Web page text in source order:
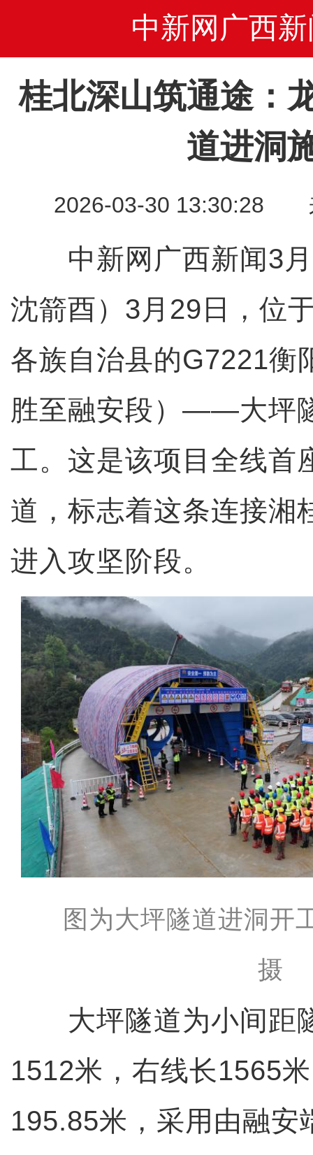
中新网广西新
桂北深山筑通途：
道进洞
2026-03-30 13:30:28
中新网广西新闻3月
沈箭酉）3月29日，位
各族自治县的G7221
胜至融安段）——大坪
工。这是该项目全线首
道，标志着这条连接湘
进入攻坚阶段。
图为大坪隧道进洞开
摄
大坪隧道为小间距
1512米，右线长1565
195.85米，采用由融安